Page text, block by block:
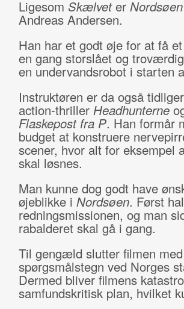
Ligesom Skælveter Nordsøen
Andreas Andersen.
Han har et godt øje for at få
en gang storslået og
en undervandsrobot i starten
Instruktøren er da også
action-thriller Headhunterne
Flaskepost fra P. Han formår
budget at konstruere
scener, hvor alt for eksempel
skal løsnes.
Man kunne dog godt have
øjeblikke i Nordsøen. Først
redningsmissionen, og man
rabalderet skal gå i gang.
Til gengæld slutter filmen
spørgsmålstegn ved Norges
Dermed bliver filmens
samfundskritisk plan, hvilket